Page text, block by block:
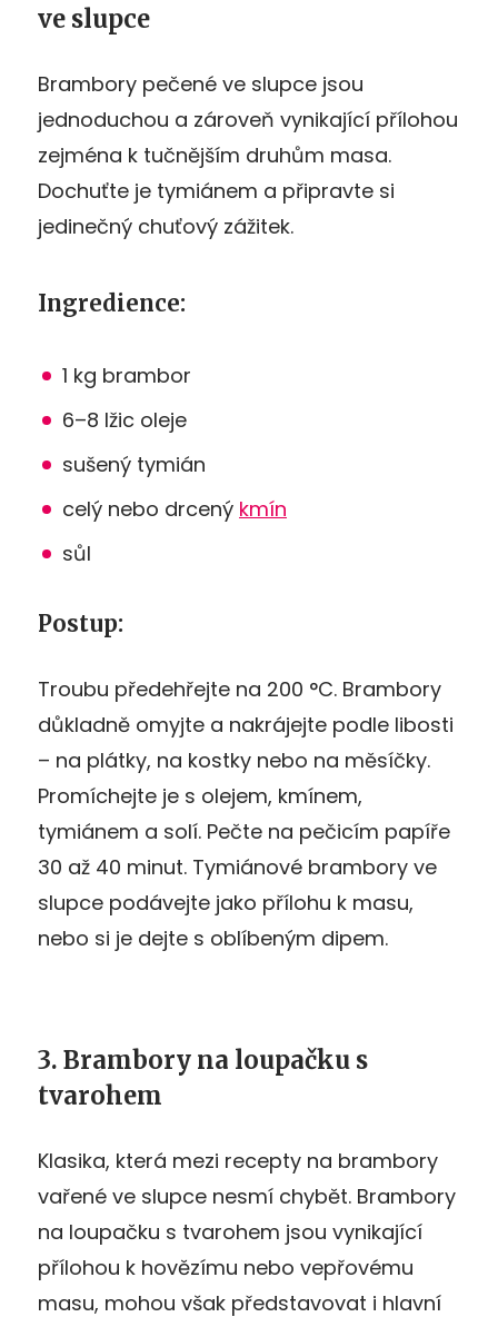
ve slupce
Brambory pečené ve slupce jsou
jednoduchou a zároveň vynikající přílohou
zejména k tučnějším druhům masa.
Dochuťte je tymiánem a připravte si
jedinečný chuťový zážitek.
Ingredience:
1 kg brambor
6–8 lžic oleje
sušený tymián
celý nebo drcený kmín
sůl
Postup:
Troubu předehřejte na 200 °C. Brambory
důkladně omyjte a nakrájejte podle libosti
– na plátky, na kostky nebo na měsíčky.
Promíchejte je s olejem, kmínem,
tymiánem a solí. Pečte na pečicím papíře
30 až 40 minut. Tymiánové brambory ve
slupce podávejte jako přílohu k masu,
nebo si je dejte s oblíbeným dipem.
3. Brambory na loupačku s
tvarohem
Klasika, která mezi recepty na brambory
vařené ve slupce nesmí chybět. Brambory
na loupačku s tvarohem jsou vynikající
přílohou k hovězímu nebo vepřovému
masu, mohou však představovat i hlavní